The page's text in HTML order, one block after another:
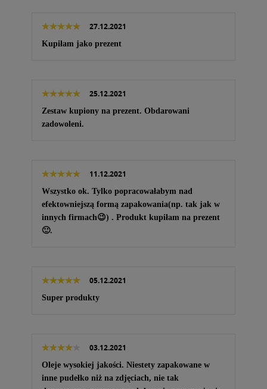
27.12.2021
Kupiłam jako prezent
25.12.2021
Zestaw kupiony na prezent. Obdarowani
zadowoleni.
11.12.2021
Wszystko ok. Tylko popracowałabym nad
efektowniejszą formą zapakowania(np. tak jak w
innych firmach😉) . Produkt kupiłam na prezent
🙂.
05.12.2021
Super produkty
03.12.2021
Oleje wysokiej jakości. Niestety zapakowane w
inne pudełko niż na zdjęciach, nie tak